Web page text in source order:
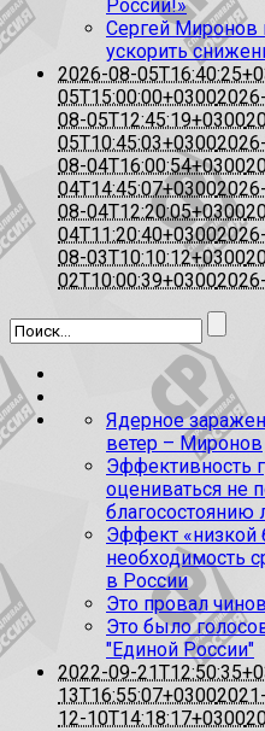
России!»
Сергей Миронов
ускорить
2026-08-
05T15:00:00+0300
08-05T12:45:19+0300
05T10:45:03+0300
08-04T16:00:54+0300
04T14:45:07+0300
08-04T12:20:05+0300
04T11:20:40+0300
08-03T10:10:12+0300
02T10:00:39+0300
Ядерное
ветер – Миронов
Эффективность
оцениваться не
благосостоянию
Эффект «низкой
необходимость
в России
Это провал
Это было
"Единой России"
2022-09-
13T16:55:07+0300
12-10T14:18:17+0300